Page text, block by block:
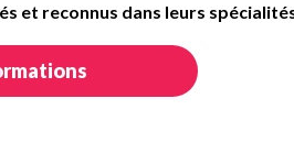
et reconnus dans leurs